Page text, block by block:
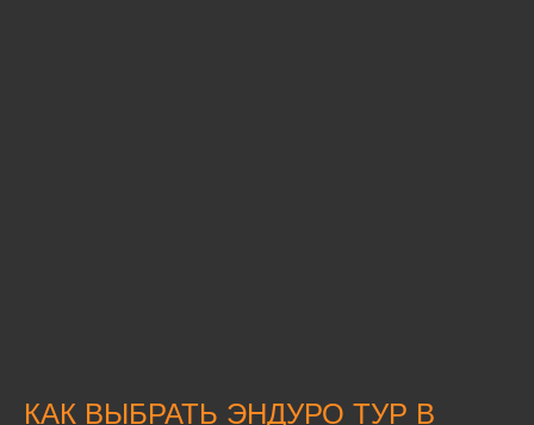
КАК ВЫБРАТЬ ЭНДУРО ТУР В